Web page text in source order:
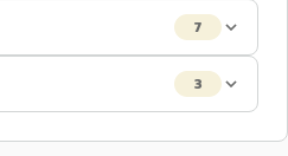
7
3